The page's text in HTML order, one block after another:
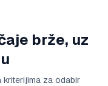
brže, uz
kriterijima za odabir